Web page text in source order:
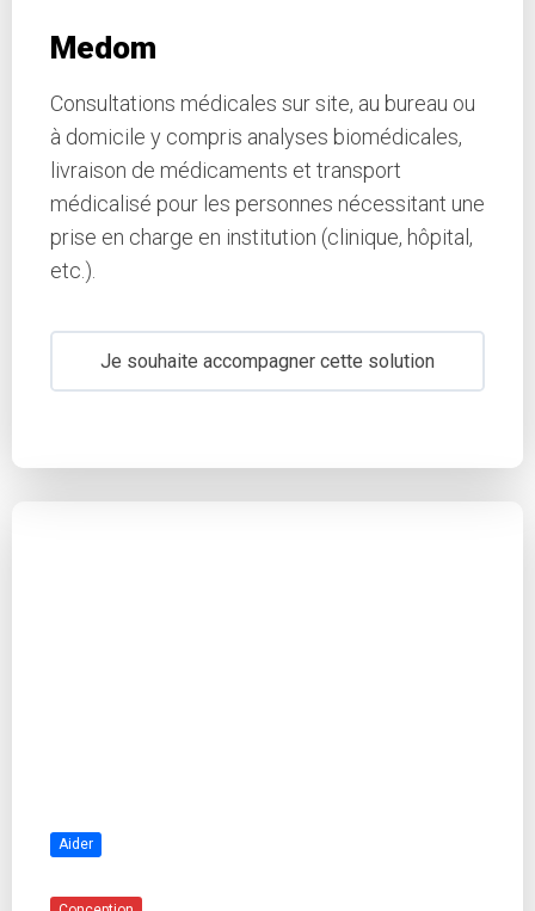
Medom
Consultations médicales sur site, au bureau ou
à domicile y compris analyses biomédicales,
livraison de médicaments et transport
médicalisé pour les personnes nécessitant une
prise en charge en institution (clinique, hôpital,
etc.).
Je souhaite accompagner cette solution
Aider